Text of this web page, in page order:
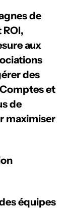
de
aux
des
et
de
maximiser
équipes